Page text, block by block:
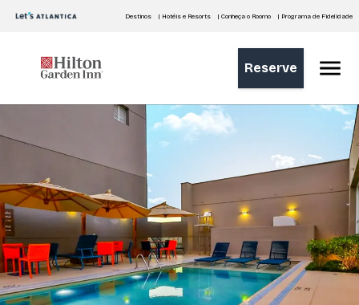
Destinos | Hotéis e Resorts | Conheça o Roomo | Programa de Fidelidade
Reserve